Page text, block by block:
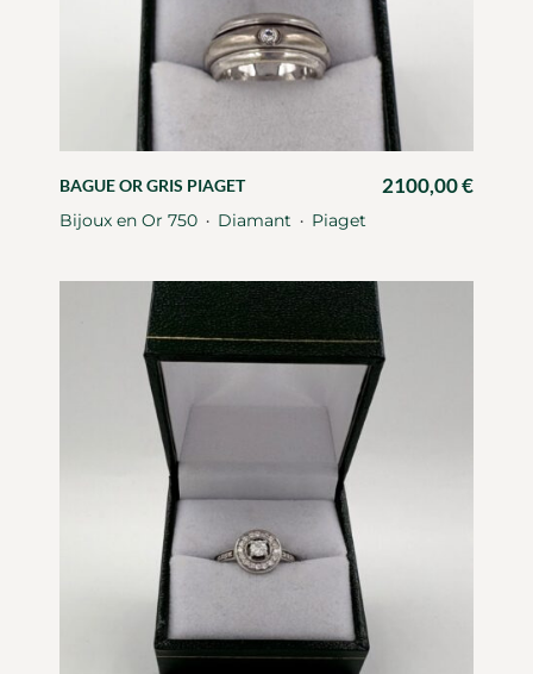
BAGUE OR GRIS PIAGET 2100,00€
Bijoux en Or 750 ・ Diamant ・ Piaget